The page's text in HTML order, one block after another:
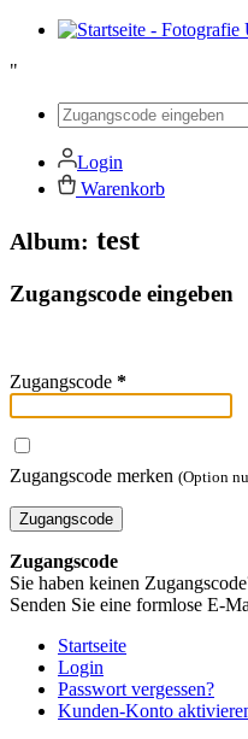
"
Login
Warenkorb
Album: test
Zugangscode eingeben
Zugangscode *
Zugangscode merken (Option
Zugangscode
Zugangscode
Sie haben keinen
Senden Sie eine formlose E-
Startseite
Login
Passwort vergessen?
Kunden-Konto